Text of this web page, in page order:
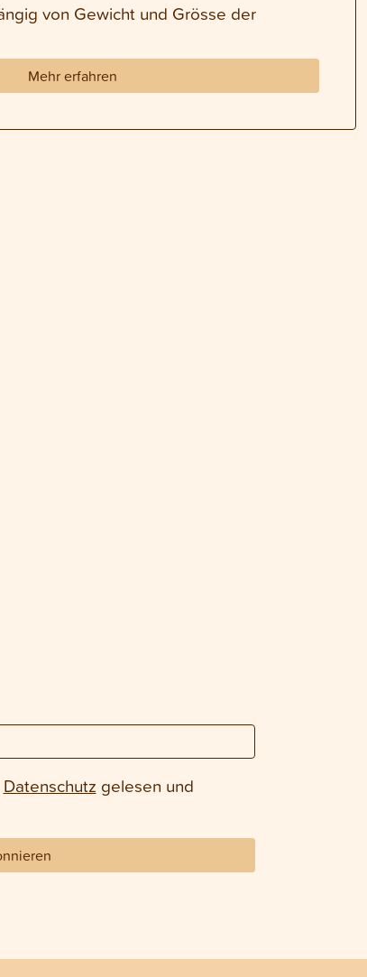
von Gewicht und Grösse der
Mehr erfahren
Datenschutz gelesen und